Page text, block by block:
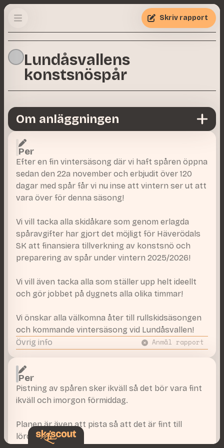
Lundåsvallens
konstsnöspår
Skriv rapport
Per
Efter en fin vintersäsong där vi haft spåren öppna
sedan den 22a november och erbjudit över 120
dagar med spår får vi nu inse att vintern ser ut att
vara över för denna säsong!
Vi vill tacka alla skidåkare som genom erlagda
spåravgifter har gjort det möjligt för Häverödals
SK att finansiera tillverkning av konstsnö och
preparering av spår under vintern 2025/2026!
Vi vill även tacka alla som ställer upp helt ideellt
och gör jobbet på dygnets alla olika timmar!
Vi önskar alla välkomna åter till rullskidsäsongen
och kommande vintersäsong vid Lundåsvallen!
Övrig info
Anmäl rapport
Per
Pistning av spåren sker ikväll så det bör vara fint
ikväll och imorgon förmiddag.
Planen är även att pista så att det är fint till
lördag morgon!
Om anläggningen